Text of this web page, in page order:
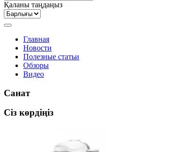
Қаланы таңдаңыз
Главная
Новости
Полезные статьи
Обзоры
Видео
Санат
Сіз көрдіңіз